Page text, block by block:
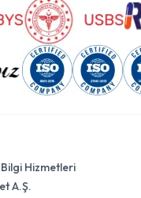
Hizmetleri
A.Ş.